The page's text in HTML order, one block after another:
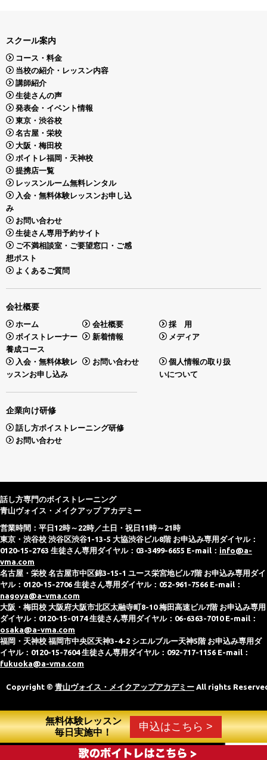
無料体験レッスン
毎日実施中！
申込はこちら >
スクール案内
コース・料金
当校の紹介・レッスン内容
講師紹介
生徒さんの声
発表会・イベント情報
東京・渋谷校
名古屋・栄校
大阪・梅田校
ボイトレ福岡・天神校
提携店一覧
レッスンルーム無料レンタル
入会・無料体験レッスンお申し込
み
お問い合わせ
生徒さん専用予約サイト
ご不満相談室・ご要望窓口・ご感
想ポスト
よくあるご質問
会社概要
ホーム 会社概要
採 用
ボイストレーナー
養成コース
新着情報 メディア
入会・無料体験レ
ッスンお申し込み
お問い合わせ
個人情報の取り扱
いについて
企業向け研修
話し方ボイストレーニング研修
お問い合わせ
話し方専門のボイストレーニング
青山ヴォイス・メイクアップ アカデミー
営業時間：平日12時～22時／土日・祝日11時～21時
東京・渋谷校 渋谷区渋谷1-13-5 大協渋谷ビル8階 お申込み専用ダイヤル：
0120-15-2763 生徒さん専用ダイヤル：03-3499-6655 E-mail： info@a-
vma.com
名古屋・栄校 名古屋市中区錦3-15-1 ユース栄宮地ビル7階 お申込み専用ダイ
ヤル：0120-15-2706 生徒さん専用ダイヤル：052-961-7566 E-mail：
nagoya@a-vma.com
大阪・梅田校 大阪府大阪市北区太融寺町8-10 梅田高速ビル7階 お申込み専用
ダイヤル：0120-15-0174 生徒さん専用ダイヤル：06-6363-7010 E-mail：
osaka@a-vma.com
福岡・天神校 福岡市中央区天神3-4-2 シエルブルー天神5階 お申込み専用ダ
イヤル：0120-15-7604 生徒さん専用ダイヤル：092-717-1156 E-mail：
fukuoka@a-vma.com
Copyright © 青山ヴォイス・メイクアップアカデミー All rights